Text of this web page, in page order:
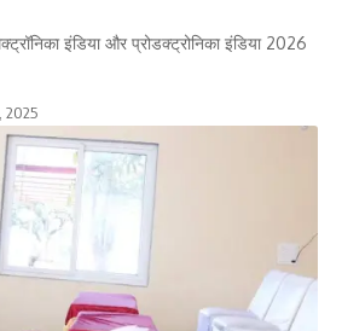
इंडिया और प्रोडक्ट्रोनिका इंडिया 2026
2025